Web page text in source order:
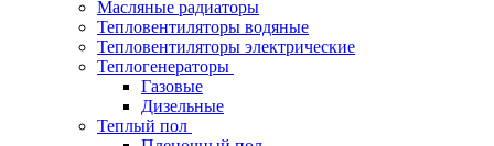
Масляные радиаторы
Тепловентиляторы водяные
Тепловентиляторы электрические
Теплогенераторы
Газовые
Дизельные
Теплый пол